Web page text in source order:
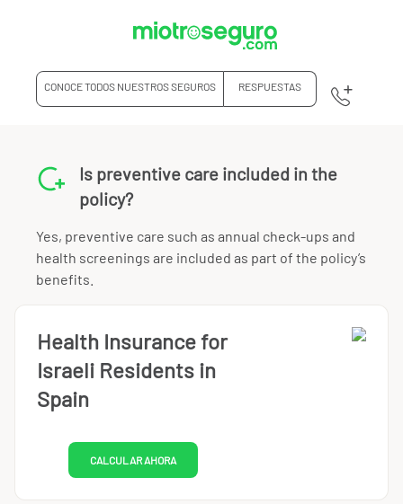
CONOCE TODOS NUESTROS SEGUROS RESPUESTAS
Is preventive care included in the
policy?
Yes, preventive care such as annual check-ups and
health screenings are included as part of the policy’s
benefits.
Health Insurance for
Israeli Residents in
Spain
CALCULAR AHORA